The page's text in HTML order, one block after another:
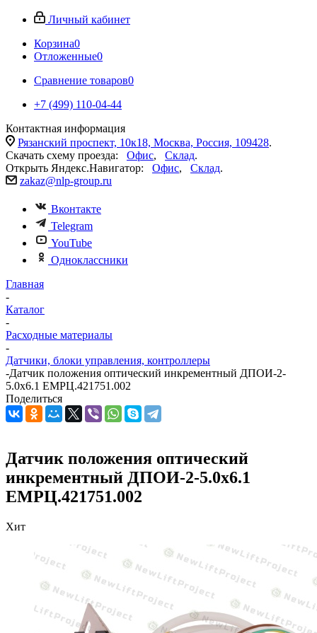
Личный кабинет
Корзина0
Отложенные0
Сравнение товаров0
+7 (499) 110-04-44
Контактная информация
Рязанский проспект, 10к18, Москва, Россия, 109428.
Скачать схему проезда: Офис, Склад.
Открыть Яндекс.Навигатор: Офис, Склад.
zakaz@nlp-group.ru
Вконтакте
Telegram
YouTube
Одноклассники
Главная
-
Каталог
-
Расходные материалы
-
Датчики, блоки управления, контроллеры
-Датчик положения оптический инкрементный ДПОИ-2-
5.0х6.1 ЕМРЦ.421751.002
Поделиться
Датчик положения оптический
инкрементный ДПОИ-2-5.0х6.1
ЕМРЦ.421751.002
Хит